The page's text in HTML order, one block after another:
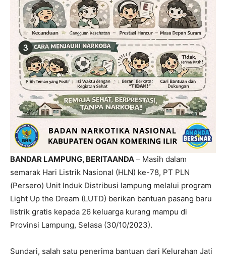
BANDAR LAMPUNG, BERITAANDA – Masih dalam
semarak Hari Listrik Nasional (HLN) ke-78, PT PLN
(Persero) Unit Induk Distribusi lampung melalui program
Light Up the Dream (LUTD) berikan bantuan pasang baru
listrik gratis kepada 26 keluarga kurang mampu di
Provinsi Lampung, Selasa (30/10/2023).
Sundari, salah satu penerima bantuan dari Kelurahan Jati